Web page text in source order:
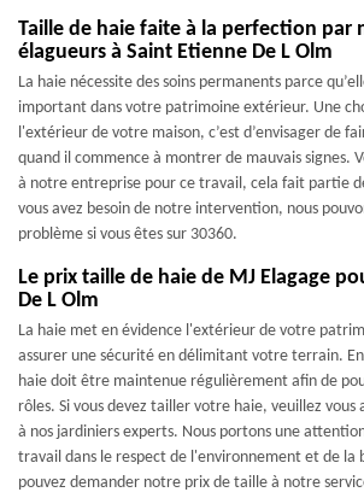
Taille de haie faite à la perfection par
élagueurs à Saint Etienne De L Olm
La haie nécessite des soins permanents parce
important dans votre patrimoine extérieur. Une
l'extérieur de votre maison, c’est d’envisager de
quand il commence à montrer de mauvais signes.
à notre entreprise pour ce travail, cela fait partie
vous avez besoin de notre intervention, nous
problème si vous êtes sur 30360.
Le prix taille de haie de MJ Elagage
De L Olm
La haie met en évidence l'extérieur de votre
assurer une sécurité en délimitant votre terrain.
haie doit être maintenue régulièrement afin de
rôles. Si vous devez tailler votre haie, veuillez vous
à nos jardiniers experts. Nous portons une
travail dans le respect de l'environnement et de la
pouvez demander notre prix de taille à notre